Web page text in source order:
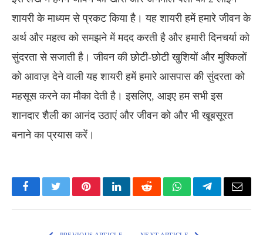
शायरी के माध्यम से प्रकट किया है। यह शायरी हमें हमारे जीवन के
अर्थ और महत्व को समझने में मदद करती है और हमारी दिनचर्या को
सुंदरता से सजाती है। जीवन की छोटी-छोटी खुशियों और मुश्किलों
को आवाज़ देने वाली यह शायरी हमें हमारे आसपास की सुंदरता को
महसूस करने का मौका देती है। इसलिए, आइए हम सभी इस
शानदार शैली का आनंद उठाएं और जीवन को और भी खूबसूरत
बनाने का प्रयास करें।
FacebookTwitterPinterestLinkedInRedditWhatsAppTelegramEmail